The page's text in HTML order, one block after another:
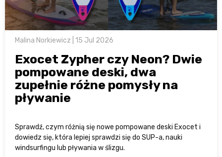
Malina Norkiewicz | 15 Jul 2026
Exocet Zypher czy Neon? Dwie
pompowane deski, dwa
zupełnie różne pomysły na
pływanie
Sprawdź, czym różnią się nowe pompowane deski Exocet i
dowiedz się, która lepiej sprawdzi się do SUP-a, nauki
windsurfingu lub pływania w ślizgu.